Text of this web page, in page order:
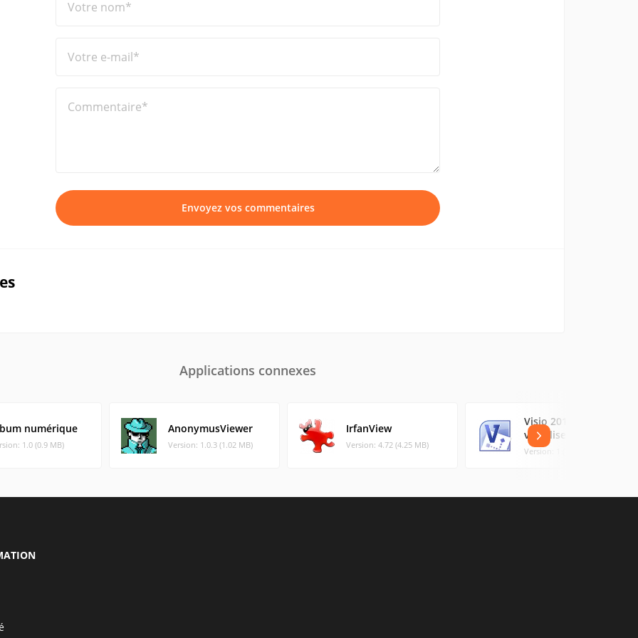
Votre nom*
Votre e-mail*
Commentaire*
Envoyez vos commentaires
Applications connexes
numérique
1.0 (0.9 MB)
AnonymusViewer
Version: 1.0.3 (1.02 MB)
IrfanView
Version: 4.72 (4.25 MB)
Visio 2010 :
visualiseur Visio
Version: 1 (16.72 MB)